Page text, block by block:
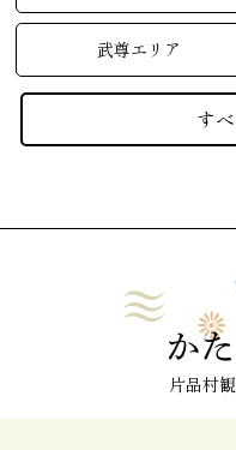
武尊エリア
す
片品村